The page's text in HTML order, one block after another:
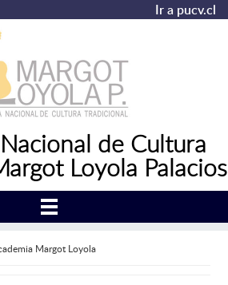
Ir a pucv.cl
de Cultura
Loyola Palacios
Margot Loyola